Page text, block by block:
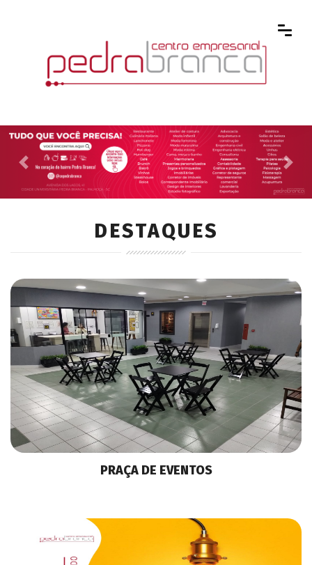
Previous Next
DESTAQUES
PRAÇA DE EVENTOS